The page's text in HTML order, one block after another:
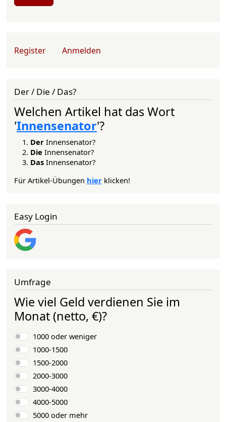
User account menu
Register Anmelden
Der / Die / Das?
Welchen Artikel hat das Wort
'Innensenator'?
Der Innensenator?
Die Innensenator?
Das Innensenator?
Für Artikel-Übungen hier klicken!
Easy Login
Umfrage
Wie viel Geld verdienen Sie im
Monat (netto, €)?
Auswahlmöglichkeiten
1000 oder weniger
1000-1500
1500-2000
2000-3000
3000-4000
4000-5000
5000 oder mehr